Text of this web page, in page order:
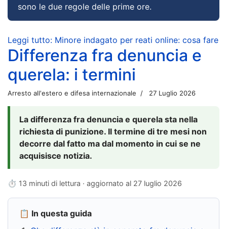
sono le due regole delle prime ore.
Leggi tutto: Minore indagato per reati online: cosa fare
Differenza fra denuncia e
querela: i termini
Arresto all'estero e difesa internazionale 27 Luglio 2026
La differenza fra denuncia e querela sta nella
richiesta di punizione. Il termine di tre mesi non
decorre dal fatto ma dal momento in cui se ne
acquisisce notizia.
⏱ 13 minuti di lettura · aggiornato al 27 luglio 2026
📋 In questa guida